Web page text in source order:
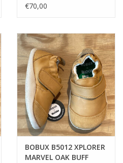
€70,00
BOBUX B5012 XPLORER
MARVEL OAK BUFF